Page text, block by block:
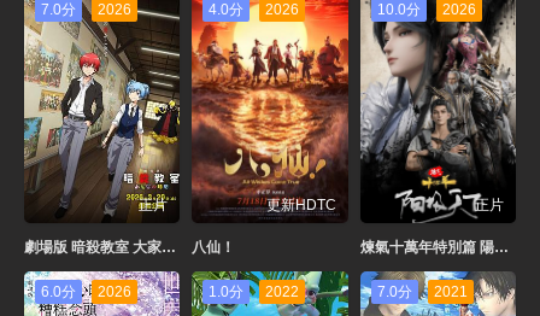
7.0分 2026
正片
劇場版 暗殺教室 大家的時間
4.0分 2026
更新HDTC
八仙！
10.0分 2026
正片
煉氣十萬年特別篇 陽極天下
6.0分 2026 1.0分 2022 7.0分 2021